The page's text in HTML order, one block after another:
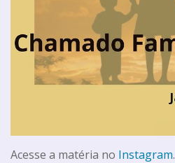
Acesse a matéria no Instagram.